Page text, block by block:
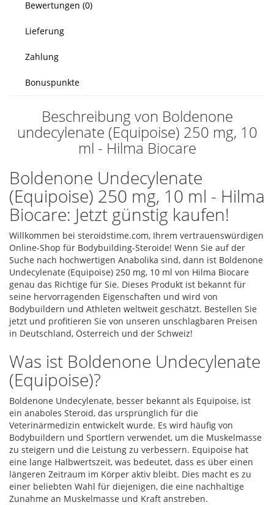
Bewertungen (0)
Lieferung
Zahlung
Bonuspunkte
Beschreibung von Boldenone
undecylenate (Equipoise) 250 mg, 10
ml - Hilma Biocare
Boldenone Undecylenate
(Equipoise) 250 mg, 10 ml - Hilma
Biocare: Jetzt günstig kaufen!
Willkommen bei steroidstime.com, Ihrem vertrauenswürdigen
Online-Shop für Bodybuilding-Steroide! Wenn Sie auf der
Suche nach hochwertigen Anabolika sind, dann ist Boldenone
Undecylenate (Equipoise) 250 mg, 10 ml von Hilma Biocare
genau das Richtige für Sie. Dieses Produkt ist bekannt für
seine hervorragenden Eigenschaften und wird von
Bodybuildern und Athleten weltweit geschätzt. Bestellen Sie
jetzt und profitieren Sie von unseren unschlagbaren Preisen
in Deutschland, Österreich und der Schweiz!
Was ist Boldenone Undecylenate
(Equipoise)?
Boldenone Undecylenate, besser bekannt als Equipoise, ist
ein anaboles Steroid, das ursprünglich für die
Veterinärmedizin entwickelt wurde. Es wird häufig von
Bodybuildern und Sportlern verwendet, um die Muskelmasse
zu steigern und die Leistung zu verbessern. Equipoise hat
eine lange Halbwertszeit, was bedeutet, dass es über einen
längeren Zeitraum im Körper aktiv bleibt. Dies macht es zu
einer beliebten Wahl für diejenigen, die eine nachhaltige
Zunahme an Muskelmasse und Kraft anstreben.